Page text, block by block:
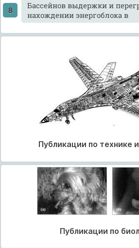
Бассейнов выдержки и
нахождении энергоблока в
Публикации по технике
Публикации по